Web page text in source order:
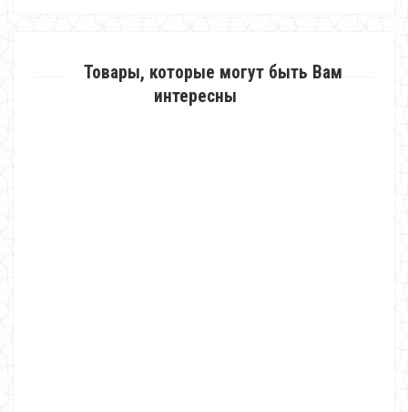
Товары, которые могут быть Вам
интересны